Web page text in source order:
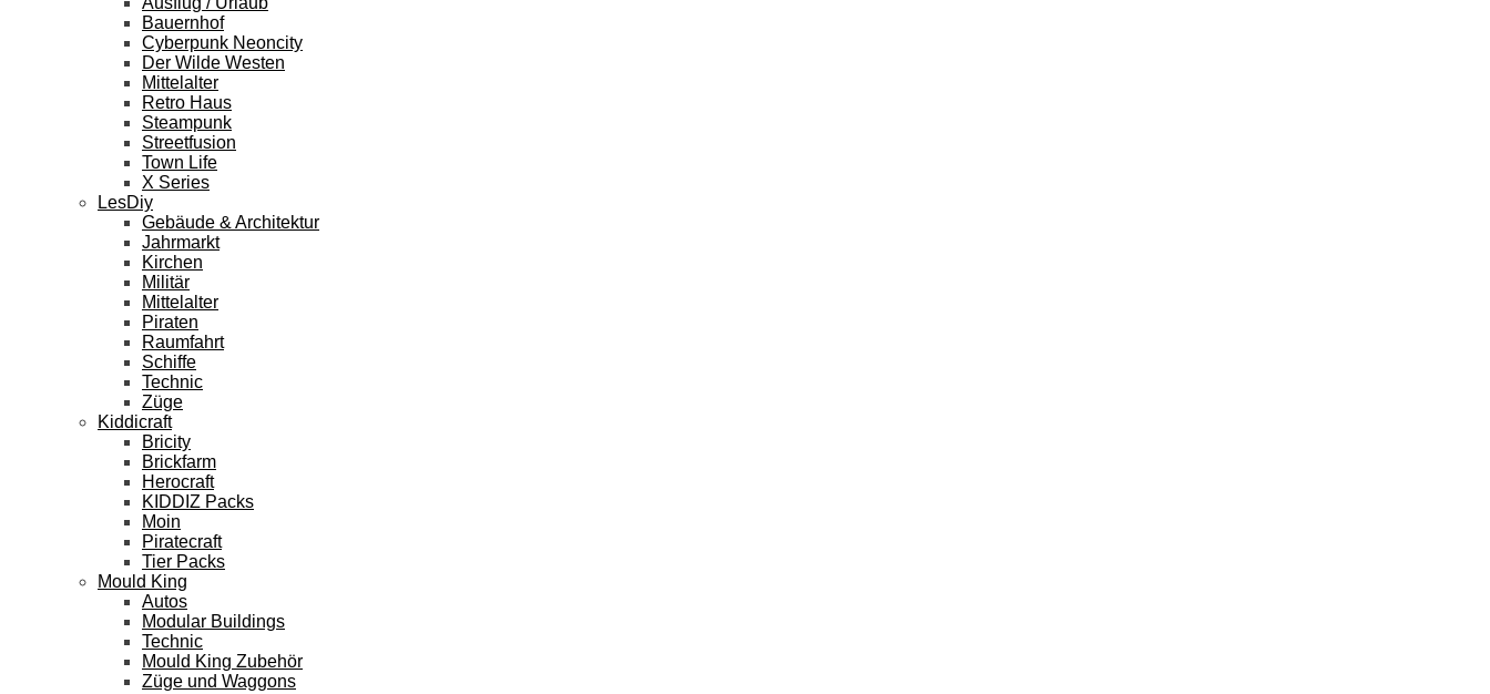
Bauernhof
Cyberpunk Neoncity
Der Wilde Westen
Mittelalter
Retro Haus
Steampunk
Streetfusion
Town Life
X Series
LesDiy
Gebäude & Architektur
Jahrmarkt
Kirchen
Militär
Mittelalter
Piraten
Raumfahrt
Schiffe
Technic
Züge
Kiddicraft
Bricity
Brickfarm
Herocraft
KIDDIZ Packs
Moin
Piratecraft
Tier Packs
Mould King
Autos
Modular Buildings
Technic
Mould King Zubehör
Züge und Waggons